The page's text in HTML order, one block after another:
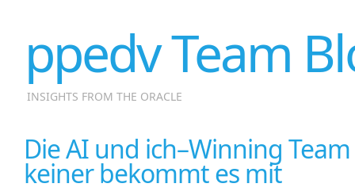
ppedv Team
INSIGHTS FROM THE ORACLE
Die AI und ich–Winning
keiner bekommt es mit